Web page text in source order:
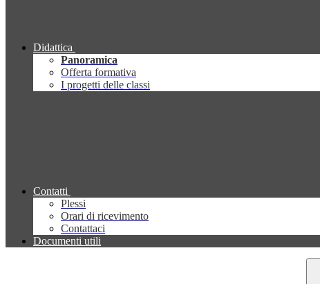
Didattica
Panoramica
Offerta formativa
I progetti delle classi
Contatti
Plessi
Orari di ricevimento
Contattaci
Documenti utili